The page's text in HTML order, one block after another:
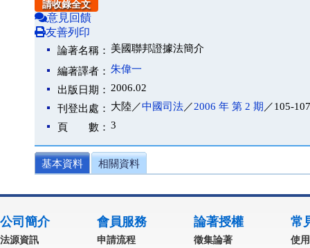
請收錄全文
意見回饋
友善列印
論著名稱： 美國聯邦證據法簡介
編著譯者： 朱偉一
出版日期： 2006.02
刊登出處： 大陸／中國司法／2006 年 第 2 期 ／105-
頁 數： 3
基本資料 相關資料
公司簡介
法源資訊
會員服務
申請流程
論著授權
徵集論著
常
使